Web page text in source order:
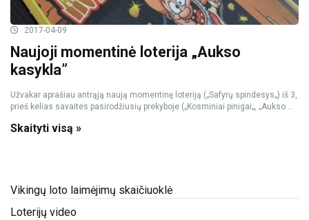
2017-04-09
Naujoji momentinė loterija „Aukso
kasykla”
Užvakar aprašiau antrąją naują momentinę loteriją („Safyrų spindesys„) iš 3,
prieš kelias savaites pasirodžiusių prekyboje („Kosminiai pinigai„, „Aukso ...
Skaityti visą »
Vikingų loto laimėjimų skaičiuoklė
Loterijų video